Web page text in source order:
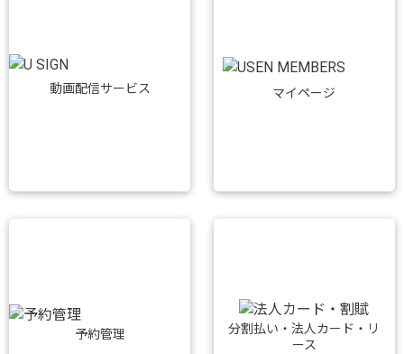
動画配信サービス マイページ
予約管理
分割払い・法人カード・リ
ース